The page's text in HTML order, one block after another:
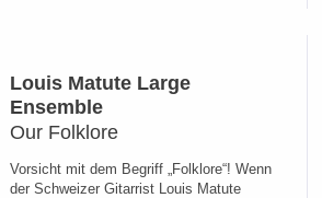
Louis Matute Large
Ensemble
Our Folklore
Vorsicht mit dem Begriff „Folklore“! Wenn
der Schweizer Gitarrist Louis Matute